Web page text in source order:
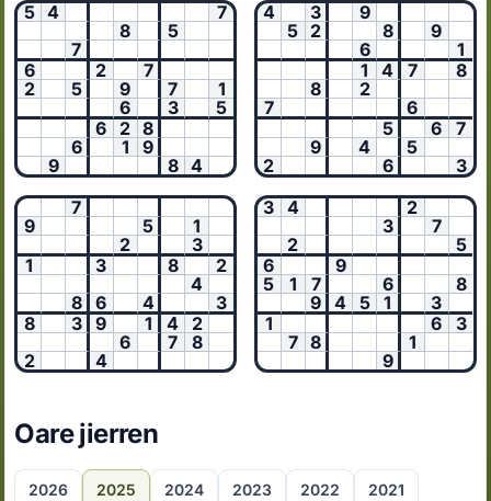
5 4
7
8
5
7
6
2
7
2
5 9 7
1
6
3
5
6
2 8
6
1
9
9
8 4
4 3
9
5 2 8
9
6
1
1
4 7
8
8
2
7
6
5
6
7
9
4
5
2
6
3
7
9
5
1
2
3
1
3 8
2
4
8
6 4
3
8
3 9 1 4
2
6
7
8
2
4
3 4
2
3
7
2
5
6
9
5
1 7 6
8
9
4 5 1
3
1
6
3
7 8
1
9
Oare jierren
2026 2025 2024 2023 2022 2021